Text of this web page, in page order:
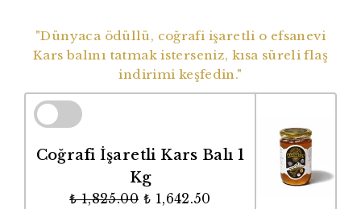
"Dünyaca ödüllü, coğrafi işaretli o efsanevi
Kars balını tatmak isterseniz, kısa süreli flaş
indirimi keşfedin."
Coğrafi İşaretli Kars Balı 1
Kg
₺ 1,825.00 ₺ 1,642.50